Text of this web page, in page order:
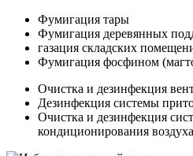
Фумигация тары
Фумигация деревянных
газация складских
Фумигация фосфином
Очистка и дезинфекция
Дезинфекция системы
Очистка и дезинфекция
кондиционирования воздуха